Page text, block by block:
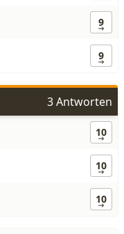
9
9
3 Antworten
10
10
10